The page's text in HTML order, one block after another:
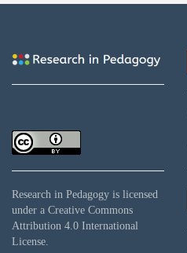
Research in Pedagogy is licensed
under a Creative Commons
Attribution 4.0 International
License.